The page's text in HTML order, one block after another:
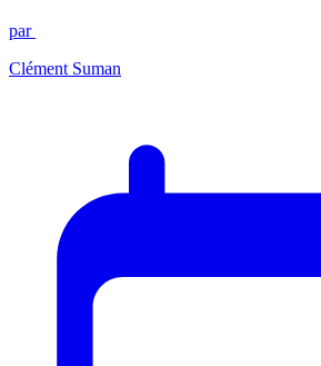
par
Clément Suman